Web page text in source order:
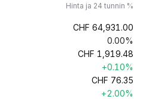
Hinta ja 24 tunnin %
CHF 64,931.00
0.00%
CHF 1,919.48
+0.10%
CHF 76.35
+2.00%